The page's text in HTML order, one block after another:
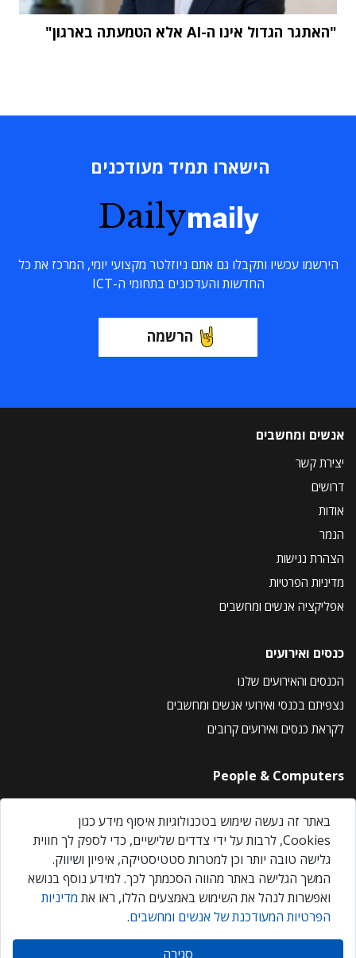
"האתגר הגדול אינו ה-AI אלא הטמעתה בארגון"
הישארו תמיד מעודכנים
Dailymaily
הירשמו עכשיו ותקבלו גם אתם ניוזלטר מקצועי יומי, המרכז את כל
החדשות והעדכונים בתחומי ה-ICT
הרשמה
אנשים ומחשבים
יצירת קשר
דרושים
אודות
הנמר
הצהרת נגישות
מדיניות הפרטיות
אפליקציה אנשים ומחשבים
כנסים ואירועים
הכנסים והאירועים שלנו
נצפיתם בכנסי ואירועי אנשים ומחשבים
לקראת כנסים ואירועים קרובים
People & Computers
About Us
Privacy Policy
Contact Us
Our Events
אנשים ומחשבים © 2026 – כל הזכויות שמורות
באתר זה נעשה שימוש בטכנולוגיות איסוף מידע כגון
Cookies, לרבות על ידי צדדים שלישיים, כדי לספק לך חווית
גלישה טובה יותר וכן למטרות סטטיסטיקה, איפיון ושיווק.
המשך הגלישה באתר מהווה הסכמתך לכך. למידע נוסף בנושא
ואפשרות לנהל את השימוש באמצעים הללו, ראו את מדיניות
הפרטיות המעודכנת של אנשים ומחשבים.
סגירה